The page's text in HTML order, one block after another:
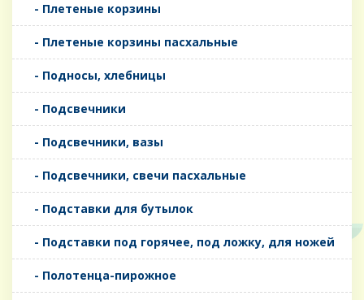
- Плетеные корзины
- Плетеные корзины пасхальные
- Подносы, хлебницы
- Подсвечники
- Подсвечники, вазы
- Подсвечники, свечи пасхальные
- Подставки для бутылок
- Подставки под горячее, под ложку, для ножей
- Полотенца-пирожное